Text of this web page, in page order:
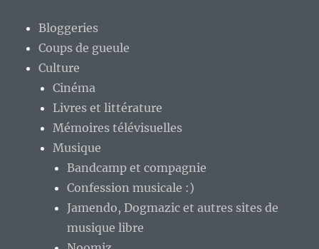
Bloggeries
Coups de gueule
Culture
Cinéma
Livres et littérature
Mémoires télévisuelles
Musique
Bandcamp et compagnie
Confession musicale :)
Jamendo, Dogmazic et autres sites de
musique libre